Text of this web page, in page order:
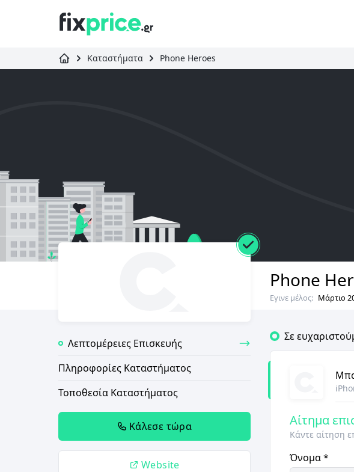
Καταστήματα Phone Heroes
Phone
Εγινε μέλος: Μάρτιο
Λεπτομέρειες Επισκευής
Πληροφορίες Καταστήματος
Τοποθεσία Καταστήματος
Κάλεσε τώρα
Website
Σε
Αίτημα
Κάντε αίτηση
Όνομα*